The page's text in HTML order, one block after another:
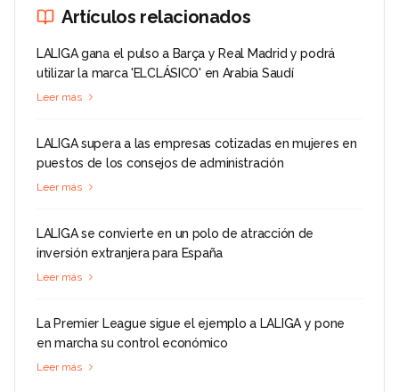
Artículos relacionados
LALIGA gana el pulso a Barça y Real Madrid y podrá
utilizar la marca 'ELCLÁSICO' en Arabia Saudí
Leer más
LALIGA supera a las empresas cotizadas en mujeres en
puestos de los consejos de administración
Leer más
LALIGA se convierte en un polo de atracción de
inversión extranjera para España
Leer más
La Premier League sigue el ejemplo a LALIGA y pone
en marcha su control económico
Leer más